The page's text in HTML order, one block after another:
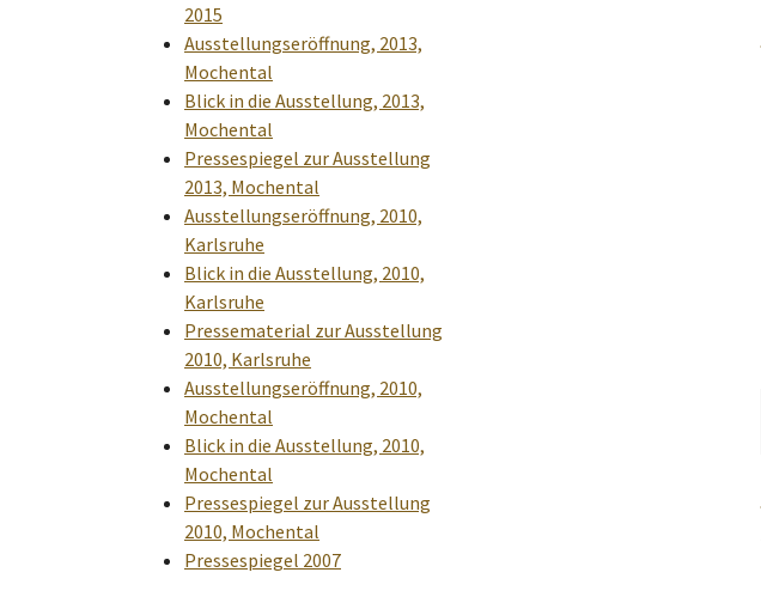
2015
Ausstellungseröffnung, 2013,
Mochental
Blick in die Ausstellung, 2013,
Mochental
Pressespiegel zur Ausstellung
2013, Mochental
Ausstellungseröffnung, 2010,
Karlsruhe
Blick in die Ausstellung, 2010,
Karlsruhe
Pressematerial zur Ausstellung
2010, Karlsruhe
Ausstellungseröffnung, 2010,
Mochental
Blick in die Ausstellung, 2010,
Mochental
Pressespiegel zur Ausstellung
2010, Mochental
Pressespiegel 2007